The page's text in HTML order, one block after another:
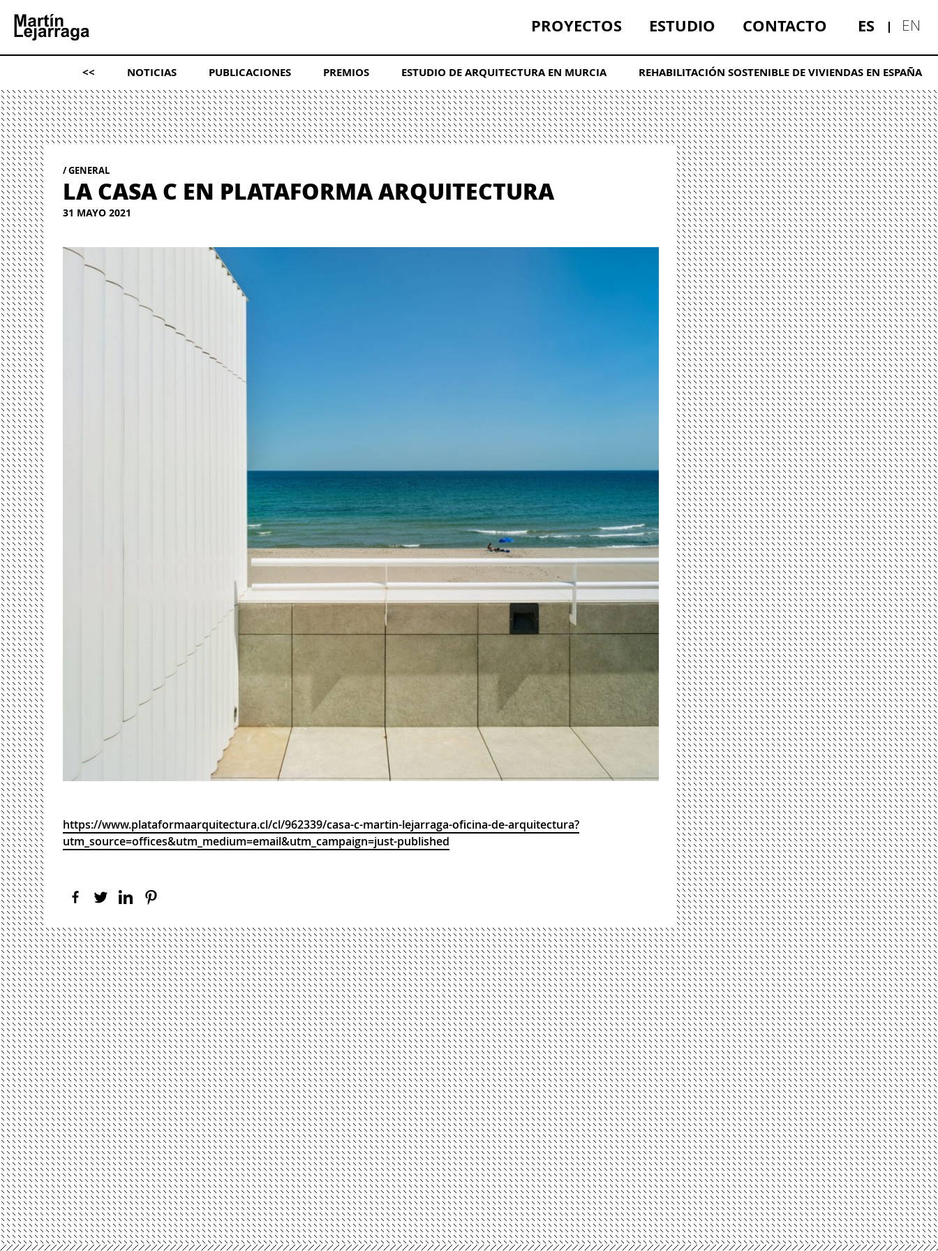
PROYECTOS ESTUDIO CONTACTO ES EN
<< NOTICIAS PUBLICACIONES PREMIOS ESTUDIO DE ARQUITECTURA EN MURCIA REHABILITACIÓN SOSTENIBLE DE VIVIENDAS EN ESPAÑA
GENERAL
LA CASA C EN PLATAFORMA ARQUITECTURA
31 MAYO 2021
https://www.plataformaarquitectura.cl/cl/962339/casa-c-martin-lejarraga-oficina-de-arquitectura?
utm_source=offices&utm_medium=email&utm_campaign=just-published